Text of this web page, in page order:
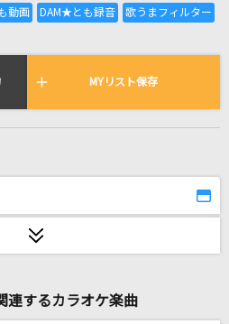
歌われている曲の一覧
輝・島崎信長)
MYリスト保存
連するカラオケ楽曲